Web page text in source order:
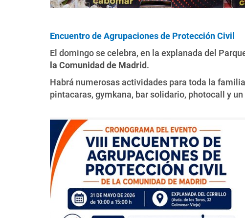
Encuentro de Agrupaciones de Protección Civil
El domingo se celebra, en la explanada del
la Comunidad de Madrid.
Habrá numerosas actividades para toda la
pintacaras, gymkana, bar solidario, photocall y